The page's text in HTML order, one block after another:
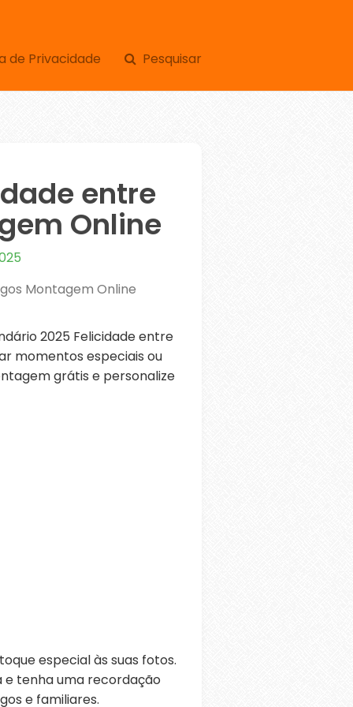
de Privacidade Pesquisar
entre
Online
Montagem Online
2025 Felicidade entre
momentos especiais ou
grátis e personalize
especial às suas fotos.
e tenha uma recordação
e familiares.